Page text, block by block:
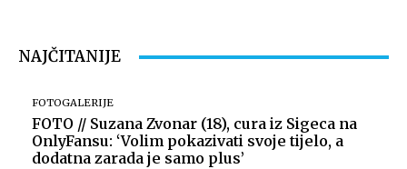
NAJČITANIJE
FOTOGALERIJE
FOTO // Suzana Zvonar (18), cura iz Sigeca na
OnlyFansu: ‘Volim pokazivati svoje tijelo, a
dodatna zarada je samo plus’